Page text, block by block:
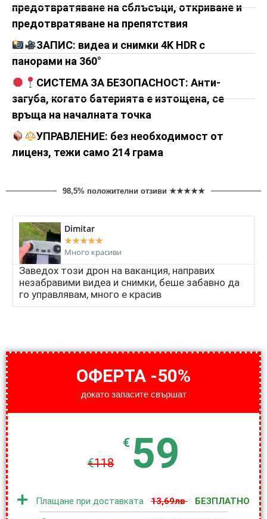
предотвратяване на сблъсъци, откриване и
предотвратяване на препятствия
ЗАПИС: видеа и снимки 4K HDR с
панорами на 360°
СИСТЕМА ЗА БЕЗОПАСНОСТ: Анти-
загуба, когато батерията е изтощена, се
връща на началната точка
УПРАВЛЕНИЕ: без необходимост от
лиценз, тежи само 214 грама
98,5% положителни отзиви ★★★★★
Dimitar
★★★★★
Много красиви
Заведох този дрон на ваканция, направих
незабравими видеа и снимки, беше забавно да
го управлявам, много е красив
ОФЕРТА -50%
докато запасите свършат
€118
€ 59
Плащане при доставката 13,69лв БЕЗПЛАТНО